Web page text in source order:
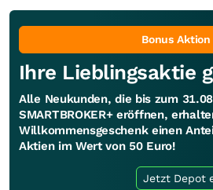
Preise ist das bestimmt mehr )
Bonus Aktion
Ihre Lieblingsaktie
Alle Neukunden, die bis zum
SMARTBROKER+ eröffnen,
Willkommensgeschenk einen
Aktien im Wert von 50 Euro!
Jetzt Depot